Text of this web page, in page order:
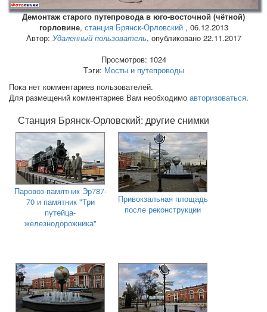
Демонтаж старого путепровода в юго-восточной (чётной)
горловине, станция Брянск-Орловский , 06.12.2013
Автор: Удалённый пользователь, опубликовано 22.11.2017
Просмотров: 1024
Тэги: Мосты и путепроводы
Пока нет комментариев пользователей.
Для размещений комментариев Вам необходимо авторизоваться.
Станция Брянск-Орловский: другие снимки
Паровоз-памятник Эр787-
70 и памятник "Три
путейца-
железнодорожника"
Привокзальная площадь
после реконструкции